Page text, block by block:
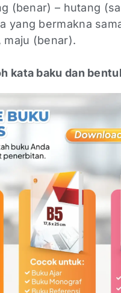
(benar) – hutang
yang bermakna
maju (benar).
kata baku dan